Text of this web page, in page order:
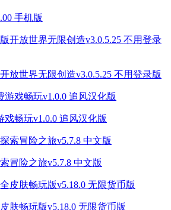
手机版
放世界无限创造v3.0.5.25 不用登录版
戏畅玩v1.0.0 追风汉化版
冒险之旅v5.7.8 中文版
肤畅玩版v5.18.0 无限货币版